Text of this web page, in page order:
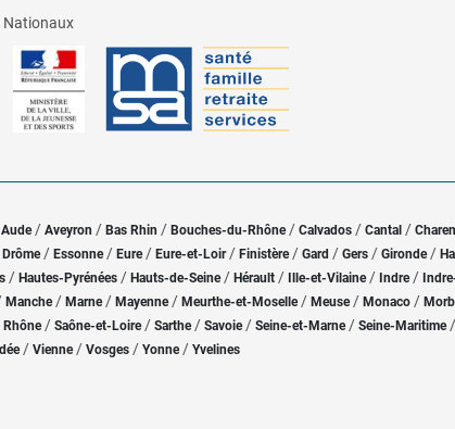
Nationaux
Aude / Aveyron / Bas Rhin / Bouches-du-Rhône/ Calvados / Cantal /
Drôme/ Essonne / Eure/ Eure-et-Loir / Finistère/ Gard / Gers / Gironde/
/ Hautes-Pyrénées / Hauts-de-Seine/ Hérault / Ille-et-Vilaine/ Indre/
Manche/ Marne/ Mayenne/ Meurthe-et-Moselle/ Meuse/ Monaco /
Rhône/ Saône-et-Loire/ Sarthe/ Savoie/ Seine-et-Marne/ Seine-Maritime/
/ Vienne/ Vosges / Yonne/ Yvelines